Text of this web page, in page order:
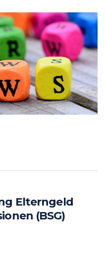
Elterngeld
(BSG)